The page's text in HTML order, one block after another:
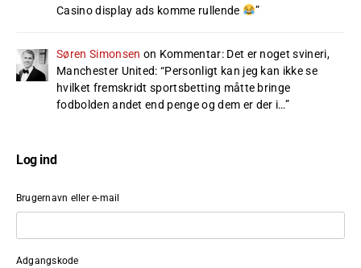
Casino display ads komme rullende ”
Søren Simonsen on Kommentar: Det er noget svineri,
Manchester United: “Personligt kan jeg kan ikke se
hvilket fremskridt sportsbetting måtte bringe
fodbolden andet end penge og dem er der i…”
Log ind
Brugernavn eller e-mail
Adgangskode